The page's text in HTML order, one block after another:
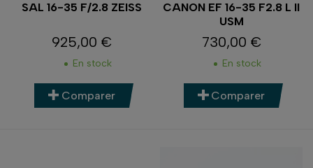
SAL 16-35 F/2.8 ZEISS
Prix
925,00 €
En stock
Comparer
CANON EF 16-35 F2.8 L II
USM
Prix
730,00 €
En stock
Comparer